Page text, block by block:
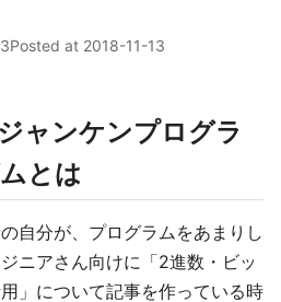
Posted at 2018-11-13
ャンケンプログラ
とは
自分が、プログラムをあまりし
ニアさん向けに「2進数・ビッ
」について記事を作っている時